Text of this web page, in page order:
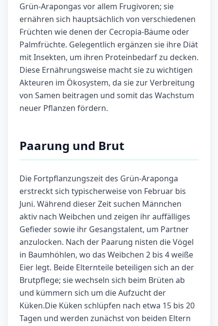
Grün-Arapongas vor allem Frugivoren; sie
ernähren sich hauptsächlich von verschiedenen
Früchten wie denen der Cecropia-Bäume oder
Palmfrüchte. Gelegentlich ergänzen sie ihre Diät
mit Insekten, um ihren Proteinbedarf zu decken.
Diese Ernährungsweise macht sie zu wichtigen
Akteuren im Ökosystem, da sie zur Verbreitung
von Samen beitragen und somit das Wachstum
neuer Pflanzen fördern.
Paarung und Brut
Die Fortpflanzungszeit des Grün-Araponga
erstreckt sich typischerweise von Februar bis
Juni. Während dieser Zeit suchen Männchen
aktiv nach Weibchen und zeigen ihr auffälliges
Gefieder sowie ihr Gesangstalent, um Partner
anzulocken. Nach der Paarung nisten die Vögel
in Baumhöhlen, wo das Weibchen 2 bis 4 weiße
Eier legt. Beide Elternteile beteiligen sich an der
Brutpflege; sie wechseln sich beim Brüten ab
und kümmern sich um die Aufzucht der
Küken.Die Küken schlüpfen nach etwa 15 bis 20
Tagen und werden zunächst von beiden Eltern